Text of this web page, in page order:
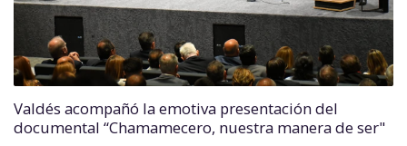
Valdés acompañó la emotiva presentación del
documental “Chamamecero, nuestra manera de ser"